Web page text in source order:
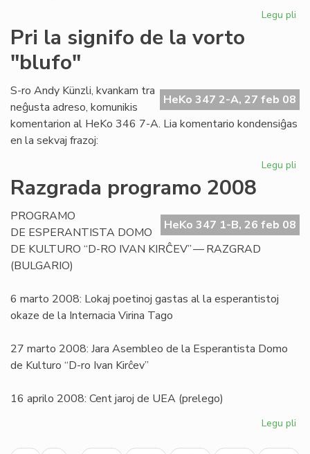
Legu pli
Pri la signifo de la vorto
"blufo"
HeKo 347 2-A, 27 feb 08
S-ro Andy Künzli, kvankam tra
neĝusta adreso, komunikis
komentarion al HeKo 346 7-A. Lia komentario kondensiĝas
en la sekvaj frazoj:
Legu pli
la
Razgrada programo 2008
HeKo 347 1-B, 26 feb 08
PROGRAMO
DE ESPERANTISTA DOMO
DE KULTURO “D-RO IVAN KIRĈEV” — RAZGRAD
(BULGARIO)
6 marto 2008: Lokaj poetinoj gastas al la esperantistoj
okaze de la Internacia Virina Tago
27 marto 2008: Jara Asembleo de la Esperantista Domo
de Kulturo “D-ro Ivan Kirĉev”
16 aprilo 2008: Cent jaroj de UEA (prelego)
Legu pli